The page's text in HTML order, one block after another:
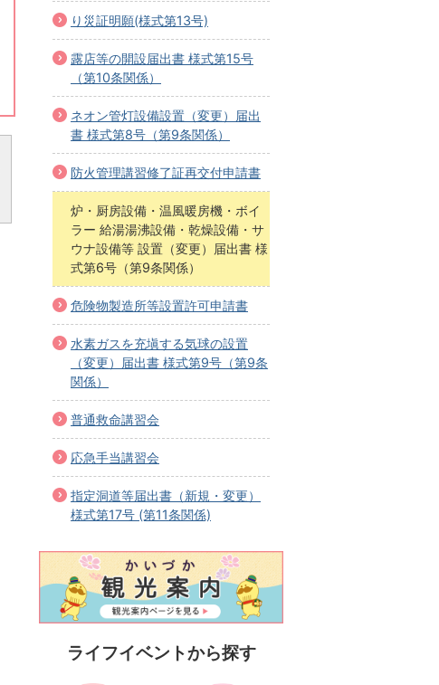
り災証明願(様式第13号)
露店等の開設届出書 様式第15号
（第10条関係）
ネオン管灯設備設置（変更）届出
書 様式第8号（第9条関係）
防火管理講習修了証再交付申請書
炉・厨房設備・温風暖房機・ボイ
ラー 給湯湯沸設備・乾燥設備・サ
ウナ設備等 設置（変更）届出書 様
式第6号（第9条関係）
危険物製造所等設置許可申請書
水素ガスを充塡する気球の設置
（変更）届出書 様式第9号（第9条
関係）
普通救命講習会
応急手当講習会
指定洞道等届出書（新規・変更）
様式第17号 (第11条関係)
ライフイベントから探す